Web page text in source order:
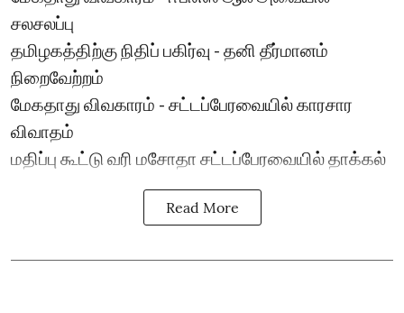
சலசலப்பு
தமிழகத்திற்கு நிதிப் பகிர்வு - தனி தீர்மானம்
நிறைவேற்றம்
மேகதாது விவகாரம் - சட்டப்பேரவையில் காரசார
விவாதம்
மதிப்பு கூட்டு வரி மசோதா சட்டப்பேரவையில் தாக்கல்
Read More